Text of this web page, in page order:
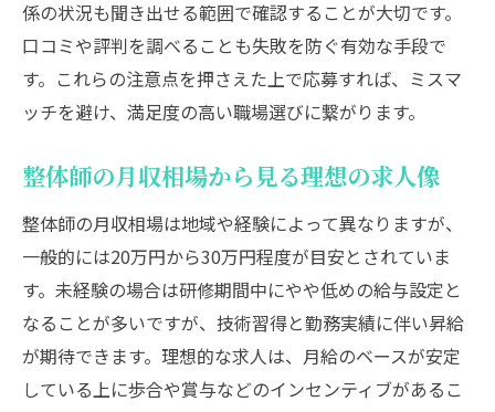
係の状況も聞き出せる範囲で確認することが大切です。
口コミや評判を調べることも失敗を防ぐ有効な手段で
す。これらの注意点を押さえた上で応募すれば、ミスマ
ッチを避け、満足度の高い職場選びに繋がります。
整体師の月収相場から見る理想の求人像
整体師の月収相場は地域や経験によって異なりますが、
一般的には20万円から30万円程度が目安とされていま
す。未経験の場合は研修期間中にやや低めの給与設定と
なることが多いですが、技術習得と勤務実績に伴い昇給
が期待できます。理想的な求人は、月給のベースが安定
している上に歩合や賞与などのインセンティブがあるこ